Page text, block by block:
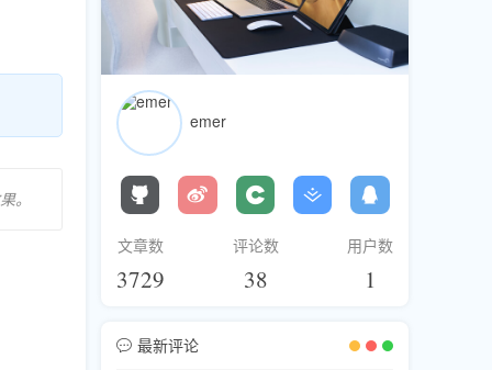
。
emer
文章数
3729
评论数
38
用户数
1
最新评论